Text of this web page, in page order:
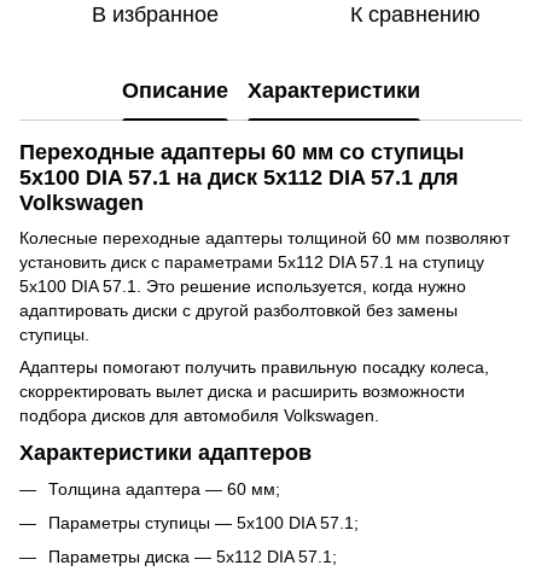
В избранное К сравнению
Описание Характеристики
Переходные адаптеры 60 мм со ступицы
5x100 DIA 57.1 на диск 5x112 DIA 57.1 для
Volkswagen
Колесные переходные адаптеры толщиной 60 мм позволяют
установить диск с параметрами 5x112 DIA 57.1 на ступицу
5x100 DIA 57.1. Это решение используется, когда нужно
адаптировать диски с другой разболтовкой без замены
ступицы.
Адаптеры помогают получить правильную посадку колеса,
скорректировать вылет диска и расширить возможности
подбора дисков для автомобиля Volkswagen.
Характеристики адаптеров
Толщина адаптера — 60 мм;
Параметры ступицы — 5x100 DIA 57.1;
Параметры диска — 5x112 DIA 57.1;